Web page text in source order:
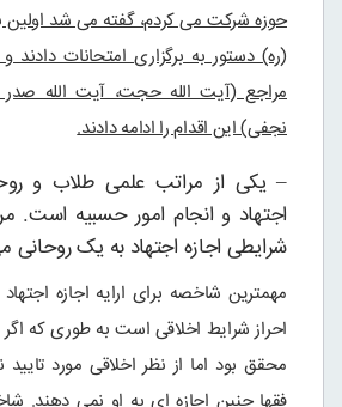
حوزه شرکت می کردم، گفته می شد اولین
(ره) دستور به برگزاری امتحانات
مراجع (آیت الله حجت، آیت الله
نجفی) این اقدام را ادامه دادند.
– یکی از مراتب علمی طلاب و
اجتهاد و انجام امور حسبیه است.
شرایطی اجازه اجتهاد به یک روحانی
مهمترین شاخصه برای ارایه اجازه
احراز شرایط اخلاقی است به طوری که اگر
محقق بود اما از نظر اخلاقی مورد